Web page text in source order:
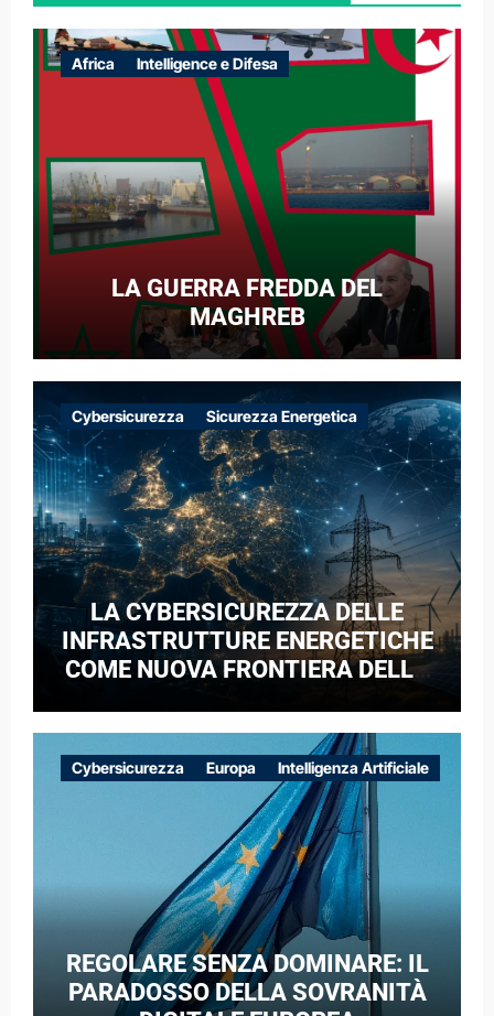
Africa Intelligence e Difesa
LA GUERRA FREDDA DEL
MAGHREB
Cybersicurezza Sicurezza Energetica
LA CYBERSICUREZZA DELLE
INFRASTRUTTURE ENERGETICHE
COME NUOVA FRONTIERA DELLA
CASO DELLE RETI ELETTRICHE
EUROPEE NEL CONTESTO DELLA
GUERRA IBRIDA
Cybersicurezza Europa Intelligenza Artificiale
REGOLARE SENZA DOMINARE: IL
PARADOSSO DELLA SOVRANITÀ